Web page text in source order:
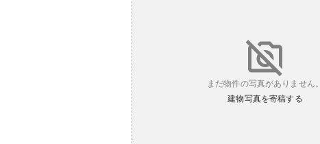
まだ物件の写真がありません。
建物写真を寄稿する